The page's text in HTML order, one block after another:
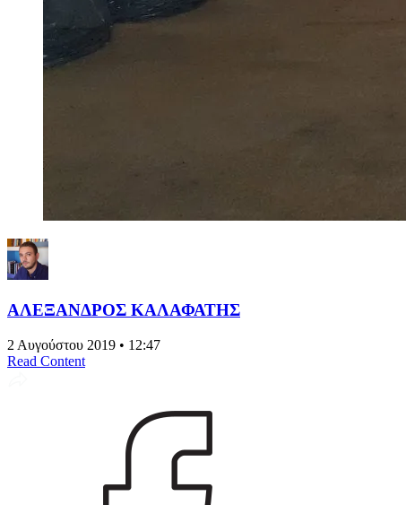
ΑΛΕΞΑΝΔΡΟΣ ΚΑΛΑΦΑΤΗΣ
2 Αυγούστου 2019 • 12:47
Read Content